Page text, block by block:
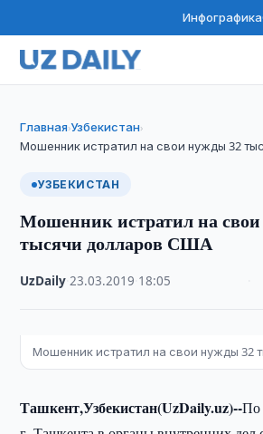
Инфографика
Главная›Узбекистан›
Мошенник истратил на свои нужды 32
УЗБЕКИСТАН
Мошенник истратил на
тысячи долларов США
UzDaily ·23.03.2019 18:05
Мошенник истратил на свои нужды
Ташкент,Узбекистан(UzDaily.uz)--По